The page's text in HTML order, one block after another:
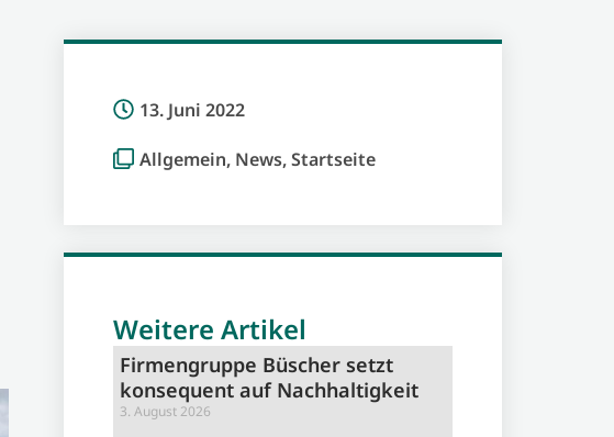
13. Juni 2022
Allgemein, News,Startseite
Weitere Artikel
Firmengruppe Büscher setzt
konsequent auf Nachhaltigkeit
3. August 2026